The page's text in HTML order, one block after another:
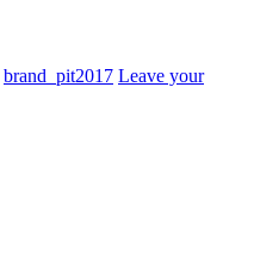
brand_pit2017 Leave your